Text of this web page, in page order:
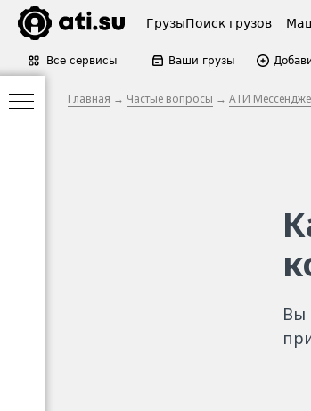
ГрузыПоиск грузов
Все сервисы Ваши грузы
Главная → Частые вопросы → АТИ
Вы